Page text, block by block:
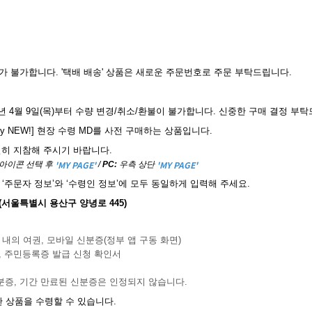
불가합니다. '택배 배송' 상품은 새로운 주문번호로 주문 부탁드립니다.
4월 9일(목)부터 수량 변경/취소/환불이 불가합니다. 신중한 구매 결정 부탁
NEW!] 현장 수령 MD를 사전 구매하는 상품입니다.
히 지참해 주시기 바랍니다.
이콘 선택 후 'MY PAGE'/PC: 우측 상단 'MY PAGE'
문자 정보’와 ‘수령인 정보’에 모두 동일하게 입력해 주세요.
울특별시 용산구 양녕로 445)
의 여권, 모바일 신분증(정부 앱 구동 화면)
민등록증 발급 신청 확인서
, 기간 만료된 신분증은 인정되지 않습니다.
상품을 수령할 수 있습니다.